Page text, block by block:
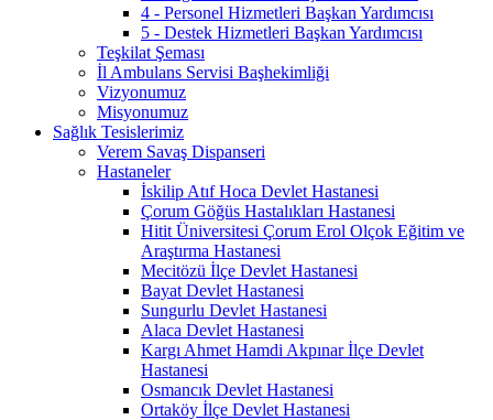
4 - Personel Hizmetleri Başkan Yardımcısı
5 - Destek Hizmetleri Başkan Yardımcısı
Teşkilat Şeması
İl Ambulans Servisi Başhekimliği
Vizyonumuz
Misyonumuz
Sağlık Tesislerimiz
Verem Savaş Dispanseri
Hastaneler
İskilip Atıf Hoca Devlet Hastanesi
Çorum Göğüs Hastalıkları Hastanesi
Hitit Üniversitesi Çorum Erol Olçok Eğitim ve
Araştırma Hastanesi
Mecitözü İlçe Devlet Hastanesi
Bayat Devlet Hastanesi
Sungurlu Devlet Hastanesi
Alaca Devlet Hastanesi
Kargı Ahmet Hamdi Akpınar İlçe Devlet
Hastanesi
Osmancık Devlet Hastanesi
Ortaköy İlçe Devlet Hastanesi